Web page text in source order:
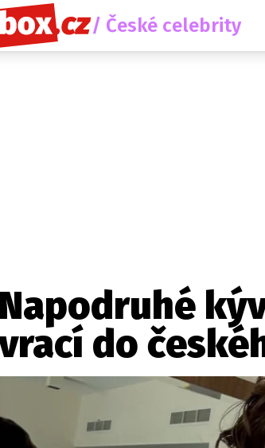
/ České celebrity
Etický kodex Redakce
Provozovatelem serveru
Zaznamenali jste
Napodruhé
do